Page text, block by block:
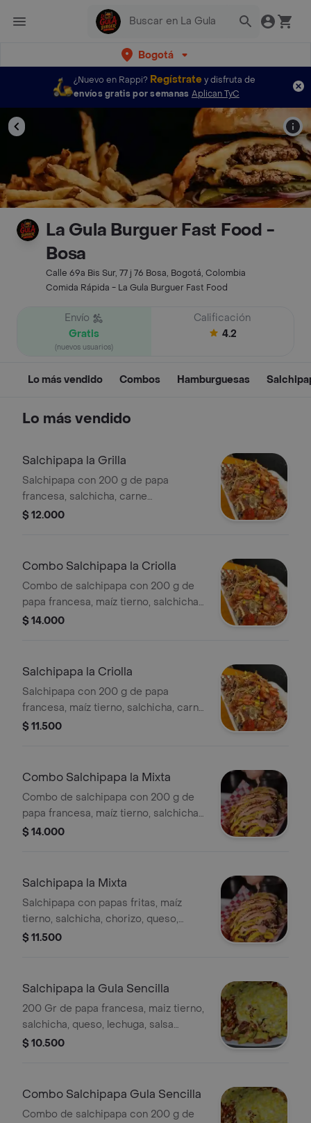
Bogotá
¿Nuevo en Rappi? Regístratey disfruta de
envíos gratis por semanas Aplican TyC
La Gula Burguer Fast Food -
Bosa
Calle 69a Bis Sur, 77 j 76 Bosa, Bogotá, Colombia
Comida Rápida - La Gula Burguer Fast Food
Envío
Gratis
(nuevos usuarios)
Calificación
4.2
Lo más vendido Combos Hamburguesas
Lo más vendido
Salchipapa la Grilla
Salchipapa con 200 g de papa
francesa, salchicha, carne
desmechada, tocineta, queso,
$ 12.000
Combo Salchipapa la Criolla
Combo de salchipapa con 200 g de
papa francesa, maíz tierno, salchicha,
carne desmechada de cerdo, queso,
$ 14.000
Salchipapa la Criolla
Salchipapa con 200 g de papa
francesa, maíz tierno, salchicha, carne
desmechada de cerdo, queso,
$ 11.500
Combo Salchipapa la Mixta
Combo de salchipapa con 200 g de
papa francesa, maíz tierno, salchicha,
chorizo, queso, jamón en cuadritos,
$ 14.000
Salchipapa la Mixta
Salchipapa con papas fritas, maíz
tierno, salchicha, chorizo, queso,
jamón en cuadritos, lechuga y salsas
$ 11.500
Salchipapa la Gula Sencilla
200 Gr de papa francesa, maiz tierno,
salchicha, queso, lechuga, salsa
tartara rosada mayonesa
$ 10.500
Combo Salchipapa Gula Sencilla
Combo de salchipapa con 200 g de